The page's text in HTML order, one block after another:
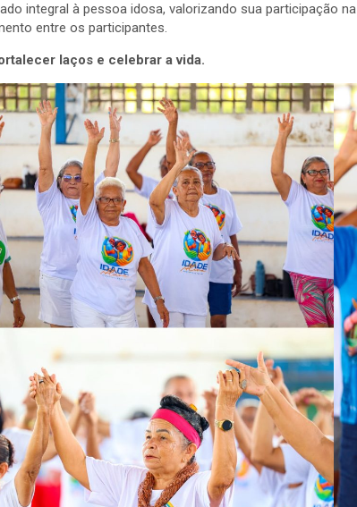
integral à pessoa idosa, valorizando sua participação
entre os participantes.
laços e celebrar a vida.